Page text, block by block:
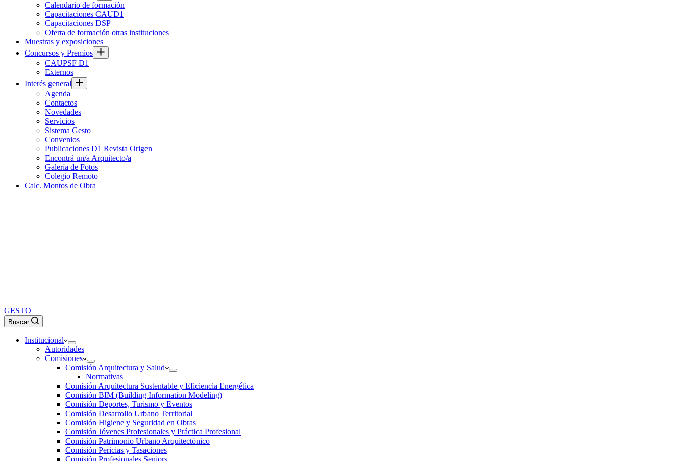
Calendario de formación
Capacitaciones CAUD1
Capacitaciones DSP
Oferta de formación otras instituciones
Muestras y exposiciones
Concursos y Premios
CAUPSF D1
Externos
Interés general
Agenda
Contactos
Novedades
Servicios
Sistema Gesto
Convenios
Publicaciones D1 Revista Origen
Encontrá un/a Arquitecto/a
Galería de Fotos
Colegio Remoto
Calc. Montos de Obra
GESTO
Buscar
Institucional
Autoridades
Comisiones
Comisión Arquitectura y Salud
Normativas
Comisión Arquitectura Sustentable y Eficiencia Energética
Comisión BIM (Building Information Modeling)
Comisión Deportes, Turismo y Eventos
Comisión Desarrollo Urbano Territorial
Comisión Higiene y Seguridad en Obras
Comisión Jóvenes Profesionales y Práctica Profesional
Comisión Patrimonio Urbano Arquitectónico
Comisión Pericias y Tasaciones
Comisión Profesionales Seniors